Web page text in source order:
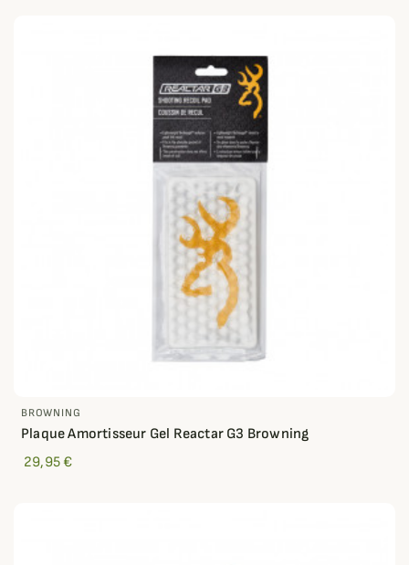
BROWNING
Plaque Amortisseur Gel Reactar G3 Browning
29,95 €